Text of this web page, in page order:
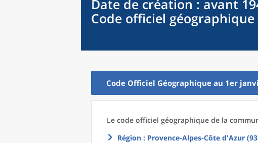
Date de création : avant
Code officiel géographique
Code Officiel Géographique au 1er
Le code officiel géographique de la
Région : Provence-Alpes-Côte d'Azur